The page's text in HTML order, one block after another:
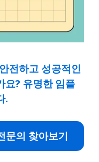
전하고 성공적인
요? 유명한 임플
.
문의 찾아보기